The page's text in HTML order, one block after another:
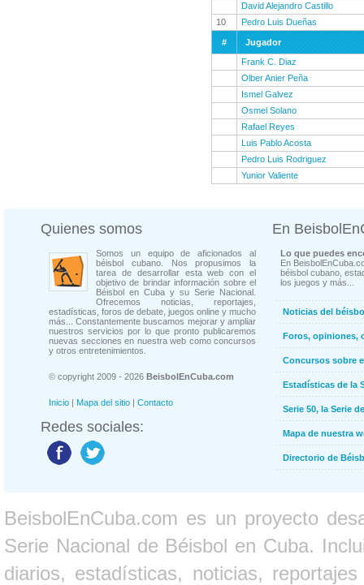
David Alejandro Castillo
10
Pedro Luis Dueñas
#
Jugador
Frank C. Diaz
Olber Anier Peña
Ismel Galvez
Osmel Solano
Rafael Reyes
Luis Pablo Acosta
Pedro Luis Rodriguez
Yunior Valiente
Quienes somos
Somos un equipo de aficionados al
béisbol cubano. Nos propusimos la
tarea de desarrollar esta web con el
objetivo de brindar información sobre el
Béisbol en Cuba y su Serie Nacional.
Ofrecemos noticias, reportajes,
estadísticas, foros de debate, juegos online y mucho
más... Constantemente buscamos mejorar y ampliar
nuestros servicios por lo que pronto publicaremos
nuevas secciones en nuestra web como concursos
y otros entretenimientos.
© copyright 2009 - 2026 BeisbolEnCuba.com
Inicio | Mapa del sitio | Contacto
Redes sociales:
En
Lo que puedes
En
béisbol cubano,
los juegos y más...
Noticias del
Foros, opiniones,
Concursos sobre
Estadísticas de la
Serie 50, la Serie
Mapa de nuestra
Directorio de
BeisbolEnCuba.com es un proyecto
Serie Nacional de Béisbol en Cuba.
diarios, estadísticas, noticias,